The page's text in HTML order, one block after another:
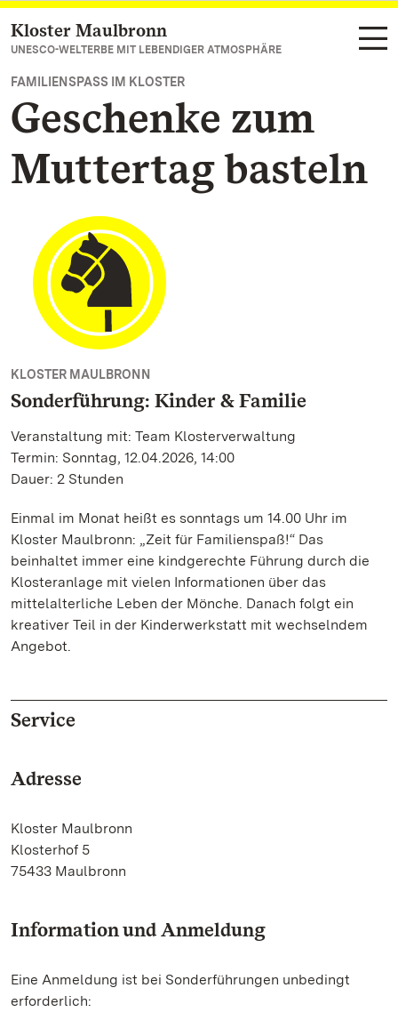
Zum Hauptinhalt springen
Kloster Maulbronn
UNESCO-WELTERBE MIT LEBENDIGER ATMOSPHÄRE
FAMILIENSPASS IM KLOSTER
Geschenke zum
Muttertag basteln
KLOSTER MAULBRONN
Sonderführung: Kinder & Familie
Veranstaltung mit: Team Klosterverwaltung
Termin: Sonntag, 12.04.2026, 14:00
Dauer: 2 Stunden
Einmal im Monat heißt es sonntags um 14.00 Uhr im
Kloster Maulbronn: „Zeit für Familienspaß!“ Das
beinhaltet immer eine kindgerechte Führung durch die
Klosteranlage mit vielen Informationen über das
mittelalterliche Leben der Mönche. Danach folgt ein
kreativer Teil in der Kinderwerkstatt mit wechselndem
Angebot.
Service
Adresse
Kloster Maulbronn
Klosterhof 5
75433 Maulbronn
Information und Anmeldung
Eine Anmeldung ist bei Sonderführungen unbedingt
erforderlich: